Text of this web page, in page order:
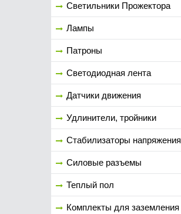
Светильники Прожектора
Лампы
Патроны
Светодиодная лента
Датчики движения
Удлинители, тройники
Стабилизаторы напряжения
Силовые разъемы
Теплый пол
Комплекты для заземления